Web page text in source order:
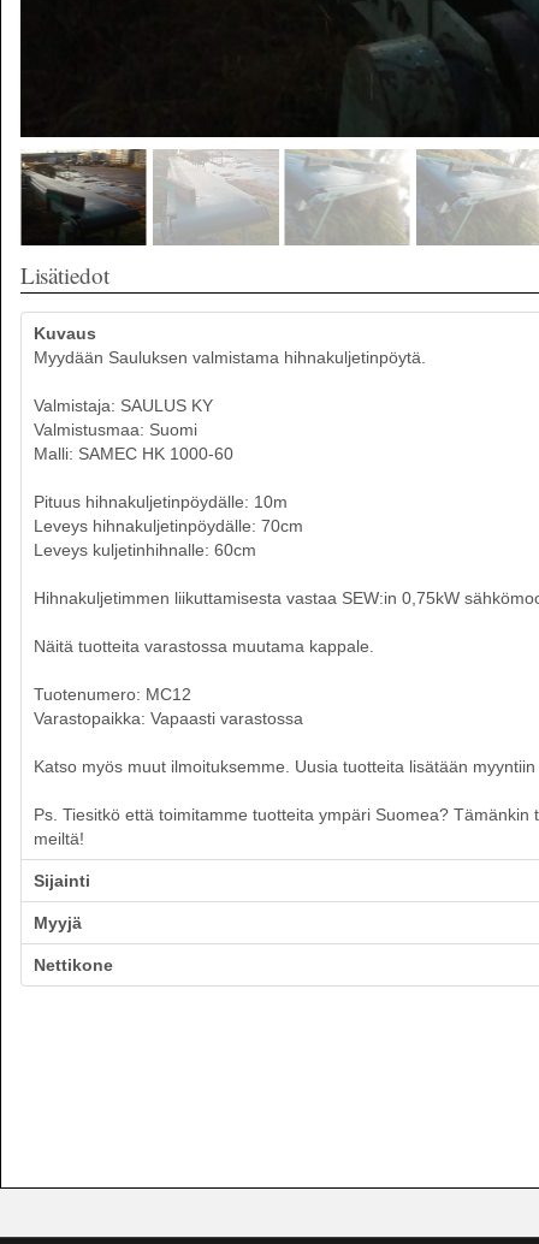
Lisätiedot
Kuvaus
Myydään Sauluksen valmistama hihnakuljetinpöytä.
Valmistaja: SAULUS KY
Valmistusmaa: Suomi
Malli: SAMEC HK 1000-60
Pituus hihnakuljetinpöydälle: 10m
Leveys hihnakuljetinpöydälle: 70cm
Leveys kuljetinhihnalle: 60cm
Hihnakuljetimmen liikuttamisesta vastaa SEW:in 0,75kW
Näitä tuotteita varastossa muutama kappale.
Tuotenumero: MC12
Varastopaikka: Vapaasti varastossa
Katso myös muut ilmoituksemme. Uusia tuotteita lisätään
Ps. Tiesitkö että toimitamme tuotteita ympäri Suomea?
meiltä!
Sijainti
Myyjä
Nettikone